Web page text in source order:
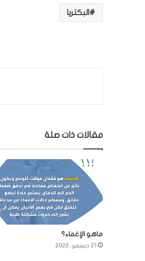
البكتريا
مقالات ذات صلة
ماهو الإغماء؟
21 ديسمبر، 2022